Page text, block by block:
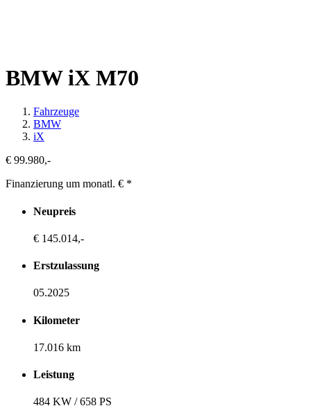
BMW iX M70
Fahrzeuge
BMW
iX
€ 99.980,-
Finanzierung um monatl. € *
Neupreis
€ 145.014,-
Erstzulassung
05.2025
Kilometer
17.016 km
Leistung
484 KW / 658 PS